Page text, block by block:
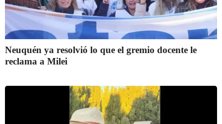
Neuquén ya resolvió lo que el gremio docente le
reclama a Milei